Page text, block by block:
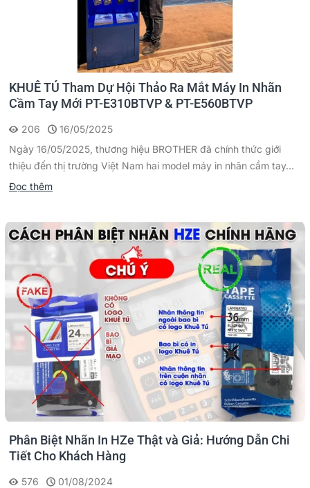
KHUÊ TÚ Tham Dự Hội Thảo Ra Mắt Máy In Nhãn
Cầm Tay Mới PT-E310BTVP & PT-E560BTVP
206
16/05/2025
Ngày 16/05/2025, thương hiệu BROTHER đã chính thức giới
thiệu đến thị trường Việt Nam hai model máy in nhãn cầm tay...
Đọc thêm
Phân Biệt Nhãn In HZe Thật và Giả: Hướng Dẫn Chi
Tiết Cho Khách Hàng
576
01/08/2024